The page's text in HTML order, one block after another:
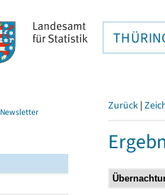
Newsletter Zurück |